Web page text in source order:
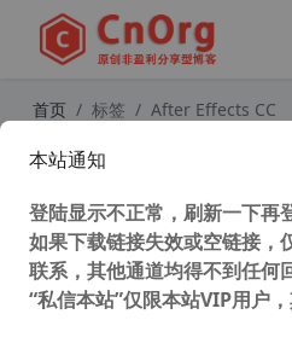
首页 标签 After Effects CC
本站通知
登陆显示不正常，刷新一下再
如果下载链接失效或空链接，
联系，其他通道均得不到任
“私信本站”仅限本站VIP用户